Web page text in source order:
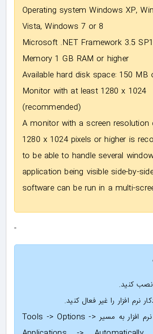
Operating system Windows XP,
Vista, Windows 7 or 8
Microsoft .NET Framework 3.5
Memory 1 GB RAM or higher
Available hard disk space: 150 MB
Monitor with at least 1280 x 1024
(recommended)
A monitor with a screen
1280 x 1024 pixels or higher is
to be able to handle several
application being visible side-by-
software can be run in a multi-
-
پس از اجرای نرم افزار به مسیر Tools -> Options ->